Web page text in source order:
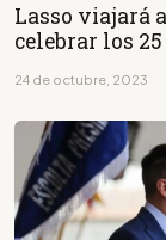
Lasso viajará
celebrar los
24 de octubre, 2023